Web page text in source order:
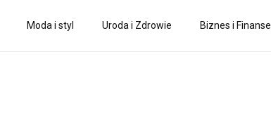
Moda i styl Uroda i Zdrowie Biznes i Finanse